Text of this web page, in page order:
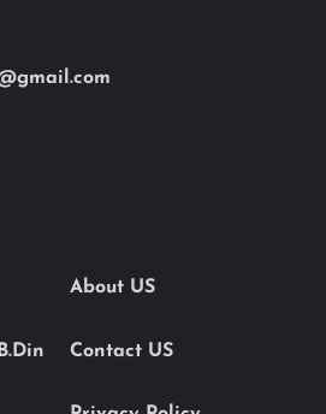
About US
Contact US